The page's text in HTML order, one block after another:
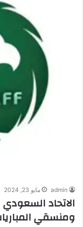
admin مايو 23, 2024
الاتحاد
ومنسقي